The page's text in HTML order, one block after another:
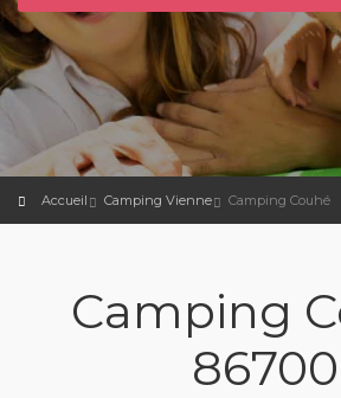
Accueil Camping Vienne Camping Couhé
Camping
86700